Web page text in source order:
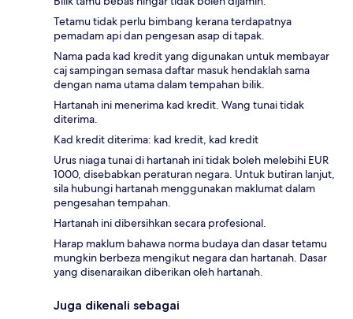
Tetamu tidak perlu bimbang kerana terdapatnya
pemadam api dan pengesan asap di tapak.
Nama pada kad kredit yang digunakan untuk membayar
caj sampingan semasa daftar masuk hendaklah sama
dengan nama utama dalam tempahan bilik.
Hartanah ini menerima kad kredit. Wang tunai tidak
diterima.
Kad kredit diterima: kad kredit, kad kredit
Urus niaga tunai di hartanah ini tidak boleh melebihi EUR
1000, disebabkan peraturan negara. Untuk butiran lanjut,
sila hubungi hartanah menggunakan maklumat dalam
pengesahan tempahan.
Hartanah ini dibersihkan secara profesional.
Harap maklum bahawa norma budaya dan dasar tetamu
mungkin berbeza mengikut negara dan hartanah. Dasar
yang disenaraikan diberikan oleh hartanah.
Juga dikenali sebagai